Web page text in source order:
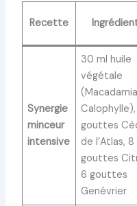
Recette
Synergie
minceur
intensive
30 ml huile
végétale
gouttes
de l’Atlas, 8
gouttes
6 gouttes
Genévrier